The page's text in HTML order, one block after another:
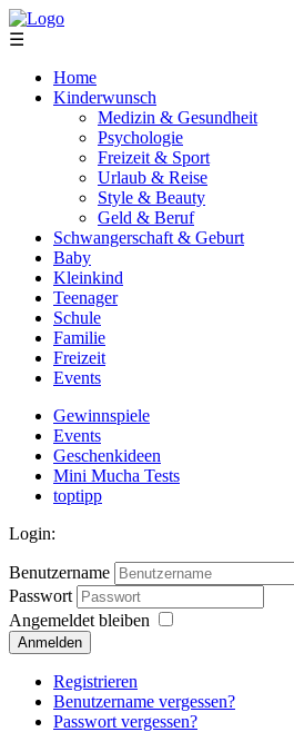
☰
Home
Kinderwunsch
Medizin & Gesundheit
Psychologie
Freizeit & Sport
Urlaub & Reise
Style & Beauty
Geld & Beruf
Schwangerschaft & Geburt
Baby
Kleinkind
Teenager
Schule
Familie
Freizeit
Events
Gewinnspiele
Events
Geschenkideen
Mini Mucha Tests
toptipp
Login:
Benutzername
Passwort
Angemeldet bleiben
Anmelden
Registrieren
Benutzername vergessen?
Passwort vergessen?